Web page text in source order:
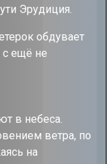
Эрудиция.
обдувает
ещё не
в небеса.
ветра, по
на